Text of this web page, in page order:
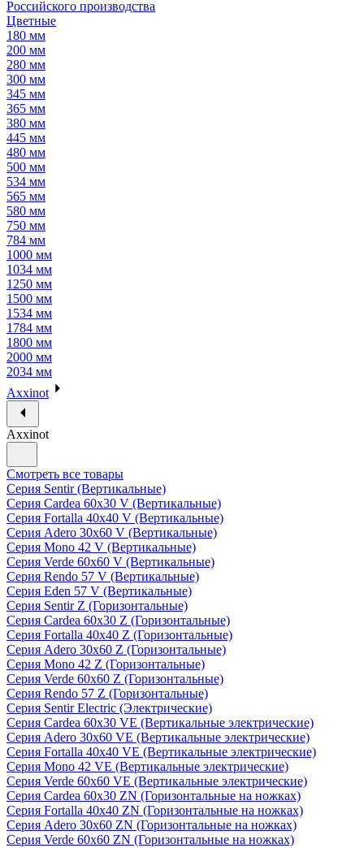
Российского производства
Цветные
180 мм
200 мм
280 мм
300 мм
345 мм
365 мм
380 мм
445 мм
480 мм
500 мм
534 мм
565 мм
580 мм
750 мм
784 мм
1000 мм
1034 мм
1250 мм
1500 мм
1534 мм
1784 мм
1800 мм
2000 мм
2034 мм
Axxinot
Axxinot
Смотреть все товары
Серия Sentir (Вертикальные)
Серия Cardea 60х30 V (Вертикальные)
Серия Fortalla 40х40 V (Вертикальные)
Серия Adero 30х60 V (Вертикальные)
Серия Mono 42 V (Вертикальные)
Серия Verde 60х60 V (Вертикальные)
Серия Rendo 57 V (Вертикальные)
Серия Eden 57 V (Вертикальные)
Серия Sentir Z (Горизонтальные)
Серия Cardea 60х30 Z (Горизонтальные)
Серия Fortalla 40х40 Z (Горизонтальные)
Серия Adero 30х60 Z (Горизонтальные)
Серия Mono 42 Z (Горизонтальные)
Серия Verde 60х60 Z (Горизонтальные)
Серия Rendo 57 Z (Горизонтальные)
Серия Sentir Electric (Электрические)
Серия Cardea 60х30 VE (Вертикальные электрические)
Серия Adero 30х60 VE (Вертикальные электрические)
Серия Fortalla 40х40 VE (Вертикальные электрические)
Серия Mono 42 VE (Вертикальные электрические)
Серия Verde 60х60 VE (Вертикальные электрические)
Серия Cardea 60х30 ZN (Горизонтальные на ножках)
Серия Fortalla 40х40 ZN (Горизонтальные на ножках)
Серия Adero 30х60 ZN (Горизонтальные на ножках)
Серия Verde 60х60 ZN (Горизонтальные на ножках)